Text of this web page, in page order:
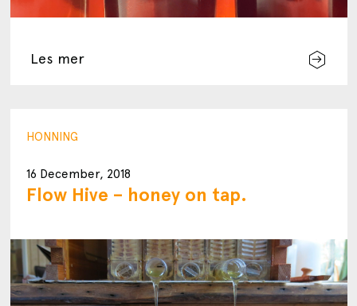
Les mer
HONNING
16 December, 2018
Flow Hive – honey on tap.